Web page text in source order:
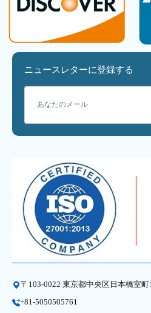
ニュースレターに登録する
〒103-0022 東京都中央区日本橋室
+81-5050505761